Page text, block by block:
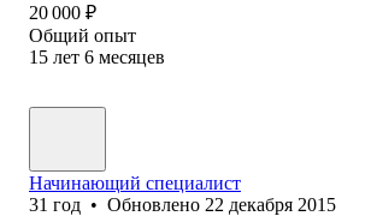
20 000 ₽
Общий опыт
15 лет 6 месяцев
Начинающий специалист
31 год • Обновлено 22 декабря 2015